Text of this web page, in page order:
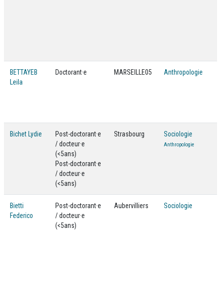
BETTAYEB
Leila
Doctorant·e MARSEILLE05 Anthropologie
Bichet Lydie
Post-doctorant·e
/ docteur·e
(<5ans)
Post-doctorant·e
/ docteur·e
(<5ans)
Strasbourg Sociologie
Anthropologie
Bietti
Federico
Post-doctorant·e
/ docteur·e
(<5ans)
Aubervilliers Sociologie